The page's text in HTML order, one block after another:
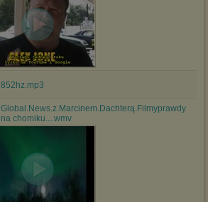
852hz.mp3
Global.News.z.Marcinem.Dachterą.Filmyprawdy
na chomiku....wmv